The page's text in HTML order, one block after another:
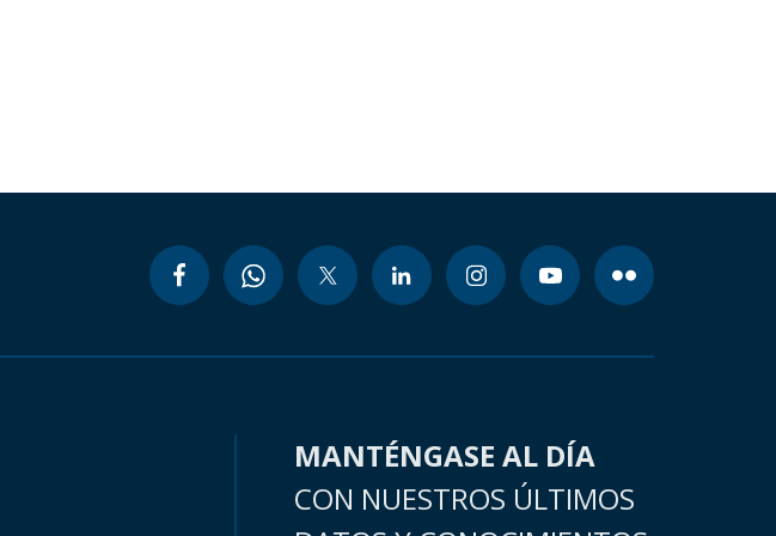
MANTÉNGASE AL DÍA
CON NUESTROS ÚLTIMOS